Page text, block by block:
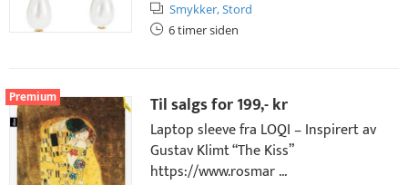
Smykker,Stord
6 timer siden
Premium Til salgs for199,- kr
Laptop sleeve fra LOQI – Inspirert av
Gustav Klimt “The Kiss”
https://www.rosmar ...